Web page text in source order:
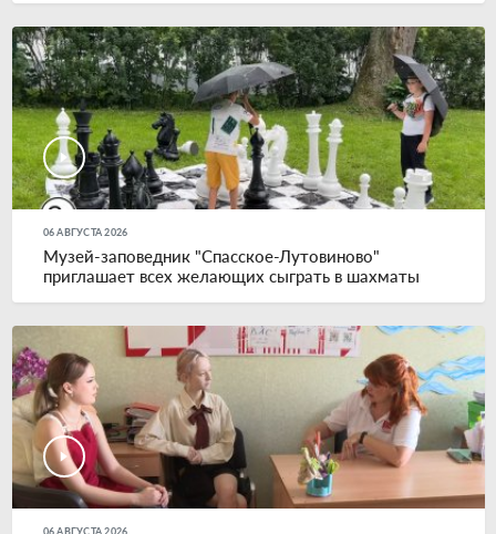
06 АВГУСТА 2026
Музей-заповедник "Спасское-Лутовиново"
приглашает всех желающих сыграть в шахматы